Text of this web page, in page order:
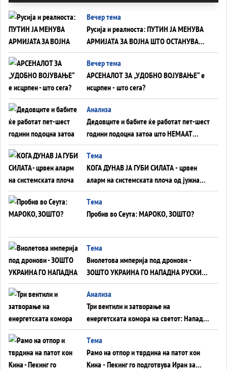
Вечер тема
Русија и реалноста: ПУТИН ЈА МЕНУВА
АРМИЈАТА ЗА ВОЈНА ШТО ОСТАНУВА
БЕЗ ФРОНТ
Вечер тема
АРСЕНАЛОТ ЗА „УДОБНО ВОЈУВАЊЕ“ е
исцрпен - што сега?
Анализа
Дедовците и бабите ќе работат пет-шест
години подоцна затоа што НЕМААТ
ВНУЦИ ДА ГИ ЗАМЕНАТ
Tема
КОГА ДУНАВ ЈА ГУБИ СИЛАТА - црвен
аларм на системската плоча од јужна
Германија до Црното Море...
Tема
Пробив во Сеута: МАРОКО, ЗОШТО?
Tема
Виолетова империја под дронови -
ЗОШТО УКРАИНА ГО НАПАДНА РУСКИОТ
WILDBERRIES
Aнализа
Три вентили и затворање на
енергетската комора на светот: Нападот
во Суец најавува глобален енергетски
инфаркт?
Tема
Рамо на отпор и тврдина на патот кон
Кина - Пекинг го подготвува Иран за